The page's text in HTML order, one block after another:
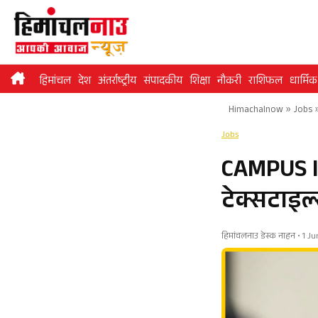
Skip
content
हिमांचल देश अंतर्राष्ट्रीय संपादकीय शिक्षा नौकरी राशिफल धार्मिक
Himachalnow» Jobs
Jobs
हिमांचलनाउ डेस्क नाहन • 1